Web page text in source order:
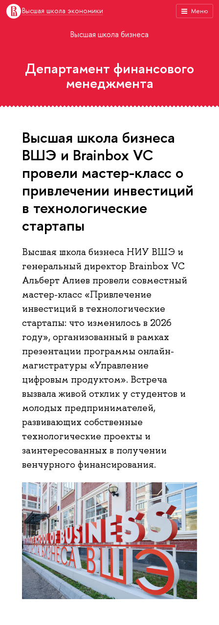
Меню
Высшая школа экономики
Высшая школа бизнеса
Департамент финансового
менеджмента
Высшая школа бизнеса
ВШЭ и Brainbox VC
провели мастер-класс о
привлечении инвестиций
в технологические
стартапы
Высшая школа бизнеса НИУ ВШЭ и
генеральный директор Brainbox VC
Альберт Алиев провели совместный
мастер-класс «Привлечение
инвестиций в технологические
стартапы: что изменилось в 2026
году», организованный в рамках
презентации программы онлайн-
магистратуры «Управление
цифровым продуктом». Встреча
вызвала живой отклик у студентов и
молодых предпринимателей,
развивающих собственные
технологические проекты и
заинтересованных в получении
венчурного финансирования.